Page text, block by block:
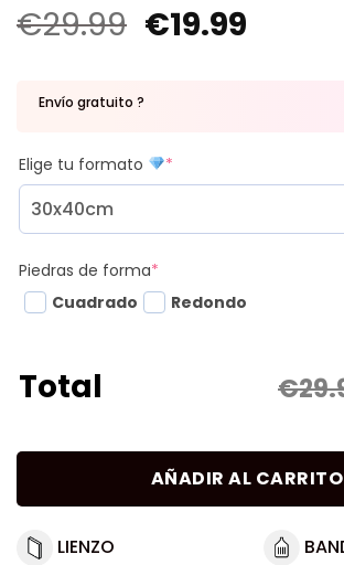
€29.99 €19.99
Envío gratuito ?
Elige tu formato *
Piedras de forma*
Cuadrado
Redondo
Total
AÑADIR AL CARRITO
LIENZO